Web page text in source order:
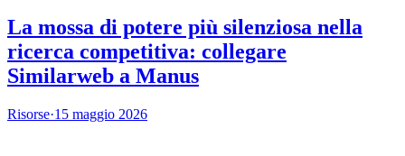
La mossa di potere più silenziosa nella
ricerca competitiva: collegare
Similarweb a Manus
Risorse·15 maggio 2026